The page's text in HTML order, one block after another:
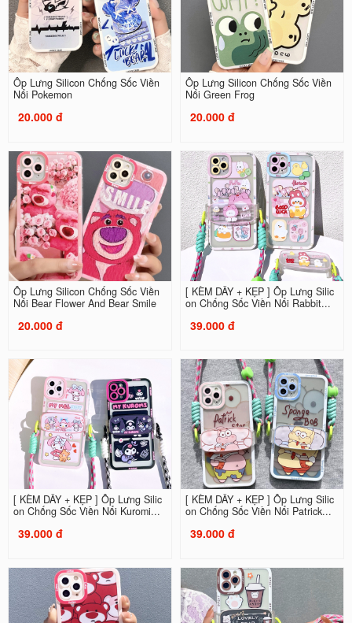
Ốp Lưng Silicon Chống Sốc Viền
Nổi Pokemon
20.000 đ
Ốp Lưng Silicon Chống Sốc Viền
Nổi Green Frog
20.000 đ
Ốp Lưng Silicon Chống Sốc Viền
Nổi Bear Flower And Bear Smile
20.000 đ
[ KÈM DÂY + KẸP ] Ốp Lưng Silic
on Chống Sốc Viền Nổi Rabbit...
39.000 đ
[ KÈM DÂY + KẸP ] Ốp Lưng Silic
on Chống Sốc Viền Nổi Kuromi...
39.000 đ
[ KÈM DÂY + KẸP ] Ốp Lưng Silic
on Chống Sốc Viền Nổi Patrick...
39.000 đ